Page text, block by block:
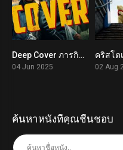
8.5
Deep Cover ภารกิจด้นสด ปลดล็อกสกิลรั่ว (2025)
04 Jun 2025 02 Aug
ค้นหาหนังที่คุณชื่นชอบ